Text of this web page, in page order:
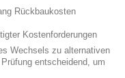
Rückbaukosten
Kostenforderungen
Wechsels zu alternativen
entscheidend, um